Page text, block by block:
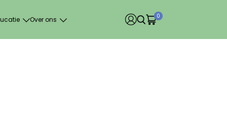
Over ons 0